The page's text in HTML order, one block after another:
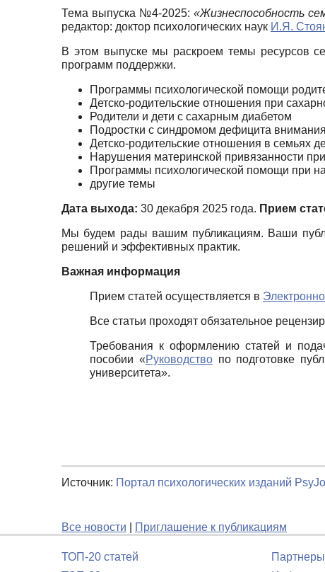
Тема выпуска №4-2025: «Жизнеспособность
редактор: доктор психологических наук И.Я.
В этом выпуске мы раскроем темы ресурсов
программ поддержки.
Программы психологической помощи
Детско-родительские отношения при
Родители и дети с сахарным диабетом
Подростки с синдромом дефицита
Детско-родительские отношения в семьях
Нарушения материнской привязанности
Программы психологической помощи при
другие темы
Дата выхода: 30 декабря 2025 года. Прием
Мы будем рады вашим публикациям. Ваши
решений и эффективных практик.
Важная информация
Прием статей осуществляется в
Все статьи проходят обязательное
Требования к оформлению статей и
пособии «Руководствопо подготовке
университета».
Источник: Портал психологических изданий
Все новости Приглашение к публикациям
ТОП-20 статей